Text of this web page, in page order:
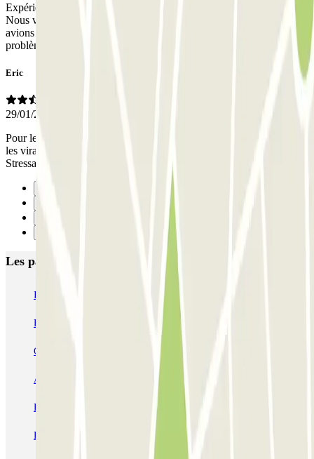
Expérience idéale pour nous, couple âgé Parking très bien placé;
Nous venions de loin pour assister à un concert à l'auditorium Nous
avions réservé; l'accés à l'arrivée et à la sortie n'a posé aucun
problème. Nous avons trouvé une place commode très vite;
Eric
29/01/2026
Pour les véhicules longs 5 à 5,5 M les voies d’acces sont étroites et
les virages avec des angles saillants extrêmement dangereux.
Stressant.
Les parkings les mieux notés à Bordeaux
INDIGO Salinières INDIGO Tourny
FlyPark - Aéroport Bordeaux - Navette
Gare de Bordeaux-Saint-Jean ECTOR - Service Voiturier
Aéroport Bordeaux ECTOR - Service Voiturier
Blue Valet - Aéroport de Bordeaux (BOD) - Couvert
Beep Valet - Aéroport Bordeaux